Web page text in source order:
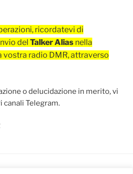
ricordatevi di
del Talker Alias nella
vostra radio DMR, attraverso
o delucidazione in merito, vi
Telegram.